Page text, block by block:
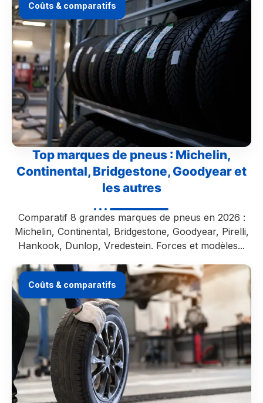
Coûts & comparatifs
Top marques de pneus : Michelin,
Continental, Bridgestone, Goodyear et
les autres
Comparatif 8 grandes marques de pneus en 2026 :
Michelin, Continental, Bridgestone, Goodyear, Pirelli,
Hankook, Dunlop, Vredestein. Forces et modèles...
Coûts & comparatifs